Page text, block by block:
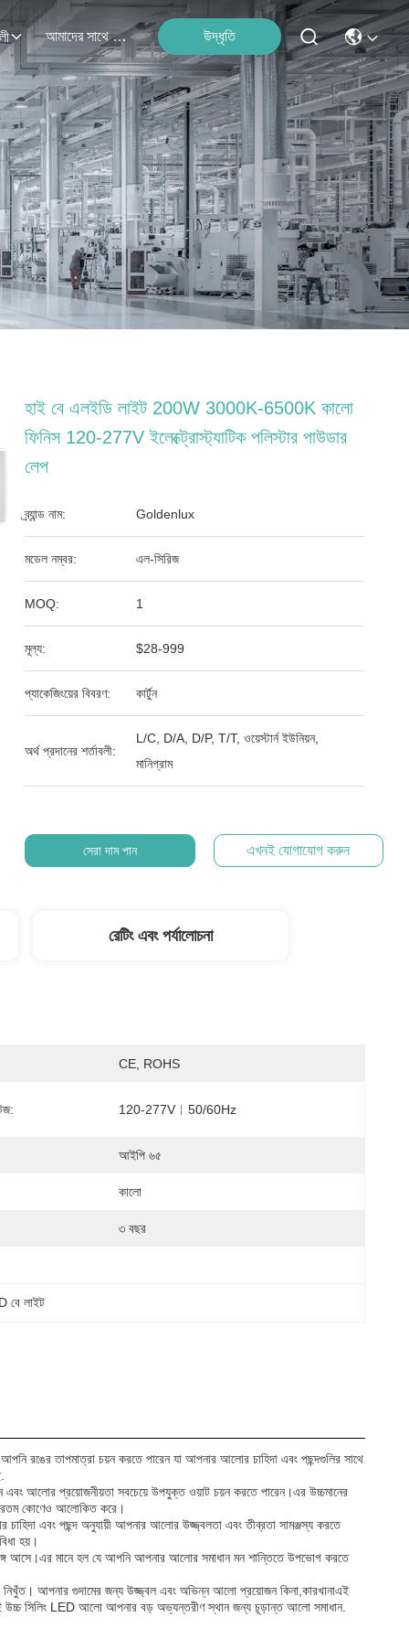
আমাদের সাথে যোগাযোগ উদ্ধৃতি
হাই বে এলইডি লাইট 200W 3000K-6500K কালো
ফিনিস 120-277V ইলেক্ট্রোস্ট্যাটিক পলিস্টার পাউডার
লেপ
ব্র্যান্ড নাম: Goldenlux
মডেল নম্বর: এল-সিরিজ
MOQ: 1
মূল্য: $28-999
প্যাকেজিংয়ের বিবরণ: কার্টুন
অর্থ প্রদানের শর্তাবলী:
L/C, D/A, D/P, T/T, ওয়েস্টার্ন ইউনিয়ন,
মানিগ্রাম
সেরা দাম পান এখনই যোগাযোগ করুন
রেটিং এবং পর্যালোচনা
CE, ROHS
120-277V︱50/60Hz
আইপি ৬৫
কালো
৩ বছর
বে লাইট
তাপমাত্রা চয়ন করতে পারেন যা আপনার আলোর চাহিদা এবং পছন্দগুলির সাথে
আলোর প্রয়োজনীয়তা সবচেয়ে উপযুক্ত ওয়াট চয়ন করতে পারেন।এর উচ্চমানের
কোণেও আলোকিত করে।
এবং পছন্দ অনুযায়ী আপনার আলোর উজ্জ্বলতা এবং তীব্রতা সামঞ্জস্য করতে
হয়।
আসে।এর মানে হল যে আপনি আপনার আলোর সমাধান মন শান্তিতে উপভোগ করতে
নিখুঁত। আপনার গুদামের জন্য উজ্জ্বল এবং অভিন্ন আলো প্রয়োজন কিনা,কারখানাএই
উচ্চ সিলিং LED আলো আপনার বড় অভ্যন্তরীণ স্থান জন্য চূড়ান্ত আলো সমাধান.